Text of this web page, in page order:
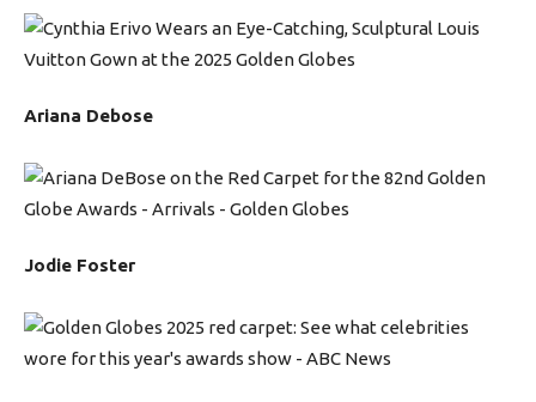
Ariana Debose
Jodie Foster